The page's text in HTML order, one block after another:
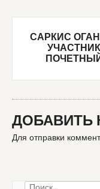
САРКИС
ДОБАВИТЬ
Для отправки